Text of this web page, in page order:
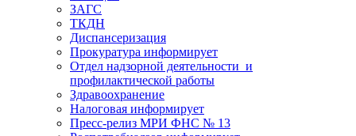
ЗАГС
ТКДН
Диспансеризация
Прокуратура информирует
Отдел надзорной деятельности и
профилактической работы
Здравоохранение
Налоговая информирует
Пресс-релиз МРИ ФНС № 13